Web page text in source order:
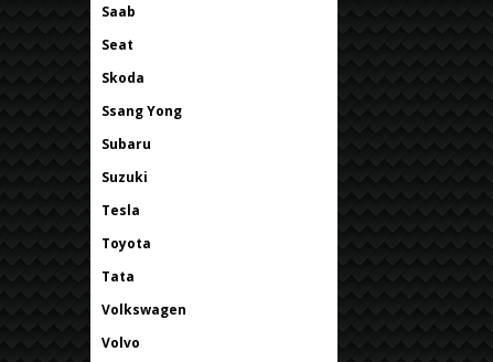
Saab
Seat
Skoda
Ssang Yong
Subaru
Suzuki
Tesla
Toyota
Tata
Volkswagen
Volvo